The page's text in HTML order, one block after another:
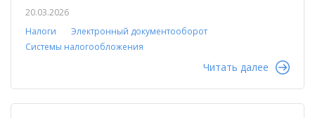
20.03.2026
Налоги
Электронный документооборот
Системы налогообложения
Читать далее